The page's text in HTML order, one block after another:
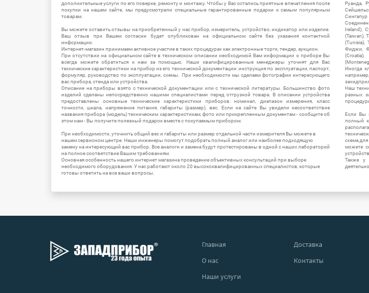
дополнительные услуги по его поверке, ремонту и монтажу. Чтобы у Вас остались приятные впечатления после
покупки на нашем сайте, мы предусмотрели специальные гарантированные подарки к самым популярным
товарам.
Вы можете оставить отзывы на приобретенный у нас прибор, измеритель, устройство, индикатор или изделие.
Ваш отзыв при Вашем согласии будет опубликован на официальном сайте без указания контактной
информации.
Интернет-магазин принимаем активное участие в таких процедурах как электронные торги, тендер, аукцион.
При отсутствии на официальном сайте в техническом описании необходимой Вам информации о приборе Вы
всегда можете обратиться к нам за помощью. Наши квалифицированные менеджеры уточнят для Вас
технические характеристики на прибор из его технической документации: инструкция по эксплуатации, паспорт,
формуляр, руководство по эксплуатации, схемы. При необходимости мы сделаем фотографии интересующего
вас прибора, стенда или устройства.
Описание на приборы взято с технической документации или с технической литературы. Большинство фото
изделий сделаны непосредственно нашими специалистами перед отгрузкой товара. В описании устройства
предоставлены основные технические характеристики приборов: номинал, диапазон измерения, класс
точности, шкала, напряжение питания, габариты (размер), вес. Если на сайте Вы увидели несоответствие
названия прибора (модель) техническим характеристикам, фото или прикрепленным документам - сообщите об
этом нам - Вы получите полезный подарок вместе с покупаемым прибором.
При необходимости, уточнить общий вес и габариты или размер отдельной части измерителя Вы можете в
нашем сервисном центре. Наши инженеры помогут подобрать полный аналог или наиболее подходящую
замену на интересующий вас прибор. Все аналоги и замена будут протестированы в одной с наших лабораторий
на полное соответствие Вашим требованиям.
Основная особенность нашего интернет магазина проведение объективных консультаций при выборе
необходимого оборудования. У нас работают около 20 высококвалифицированных специалистов, которые
готовы ответить на все ваши вопросы.
Руанда,
Ireland),
(Taiwan),
(Tunisia),
Фиджи,
(Croatia),
Иногда
Наш
разных
Если Вы
полный
схема
можете
Также у
Главная
Доставка
О нас
Контакты
Наши услуги